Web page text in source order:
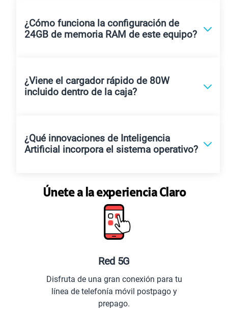
¿Cómo funciona la configuración de
24GB de memoria RAM de este equipo?
¿Viene el cargador rápido de 80W
incluido dentro de la caja?
¿Qué innovaciones de Inteligencia
Artificial incorpora el sistema operativo?
Únete a la experiencia Claro
Red 5G
Disfruta de una gran conexión para tu
línea de telefonía móvil postpago y
prepago.